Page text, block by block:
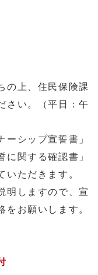
の上、住民保険課
さい。（平日：午
ーシップ宣誓書」
に関する確認書」
いただきます。
明しますので、宣
をお願いします。